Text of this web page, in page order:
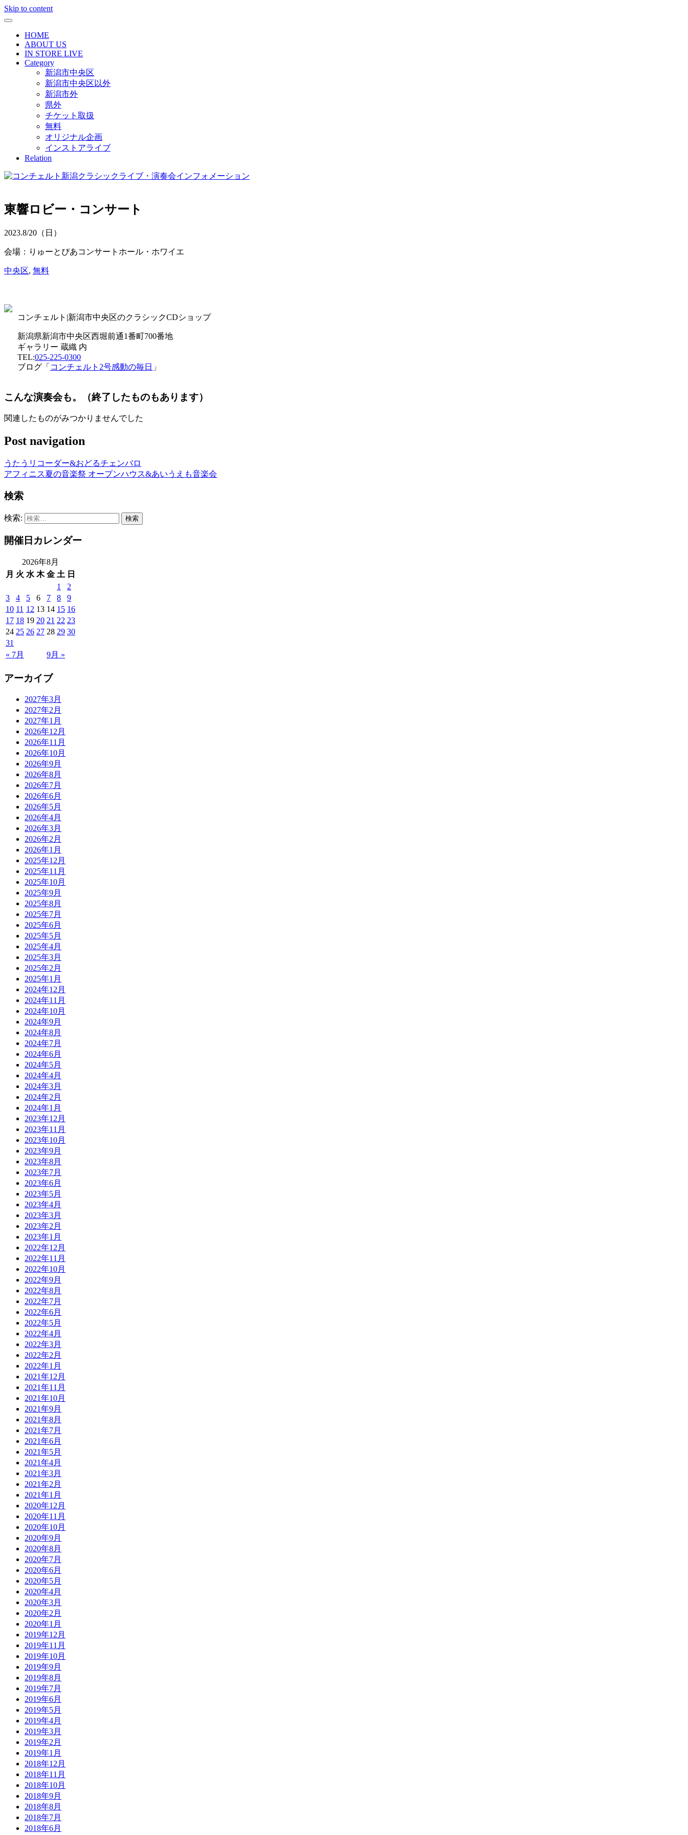
Skip to content
HOME
ABOUT US
IN STORE LIVE
Category
新潟市中央区
新潟市中央区以外
新潟市外
県外
チケット取扱
無料
オリジナル企画
インストアライブ
Relation
東響ロビー・コンサート
2023.8/20 （日）
会場：りゅーとぴあコンサートホール・ホワイエ
中央区, 無料
コンチェルト|新潟市中央区のクラシックCDショップ
新潟県新潟市中央区西堀前通1番町700番地
ギャラリー 蔵織 内
TEL:025-225-0300
ブログ「 コンチェルト2号感動の毎日 」
こんな演奏会も。（終了したものもあります）
関連したものがみつかりませんでした
Post navigation
うたうリコーダー&おどるチェンバロ
アフィニス夏の音楽祭 オープンハウス&あいうえも音楽会
検索
検索:
開催日カレンダー
2026年8月
月 火 水 木 金 土 日
« 7月 9月 »
1
2
3
4 5 6 7 8
9
10 11 12 13 14 15 16
17 18 19 20 21 22 23
24 25 26 27 28 29 30
31
アーカイブ
2027年3月
2027年2月
2027年1月
2026年12月
2026年11月
2026年10月
2026年9月
2026年8月
2026年7月
2026年6月
2026年5月
2026年4月
2026年3月
2026年2月
2026年1月
2025年12月
2025年11月
2025年10月
2025年9月
2025年8月
2025年7月
2025年6月
2025年5月
2025年4月
2025年3月
2025年2月
2025年1月
2024年12月
2024年11月
2024年10月
2024年9月
2024年8月
2024年7月
2024年6月
2024年5月
2024年4月
2024年3月
2024年2月
2024年1月
2023年12月
2023年11月
2023年10月
2023年9月
2023年8月
2023年7月
2023年6月
2023年5月
2023年4月
2023年3月
2023年2月
2023年1月
2022年12月
2022年11月
2022年10月
2022年9月
2022年8月
2022年7月
2022年6月
2022年5月
2022年4月
2022年3月
2022年2月
2022年1月
2021年12月
2021年11月
2021年10月
2021年9月
2021年8月
2021年7月
2021年6月
2021年5月
2021年4月
2021年3月
2021年2月
2021年1月
2020年12月
2020年11月
2020年10月
2020年9月
2020年8月
2020年7月
2020年6月
2020年5月
2020年4月
2020年3月
2020年2月
2020年1月
2019年12月
2019年11月
2019年10月
2019年9月
2019年8月
2019年7月
2019年6月
2019年5月
2019年4月
2019年3月
2019年2月
2019年1月
2018年12月
2018年11月
2018年10月
2018年9月
2018年8月
2018年7月
2018年6月